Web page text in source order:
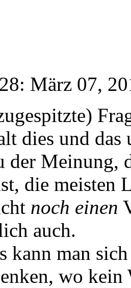
März 07,
dies und das
der Meinung,
die meisten
noch einen
auch.
kann man
wo